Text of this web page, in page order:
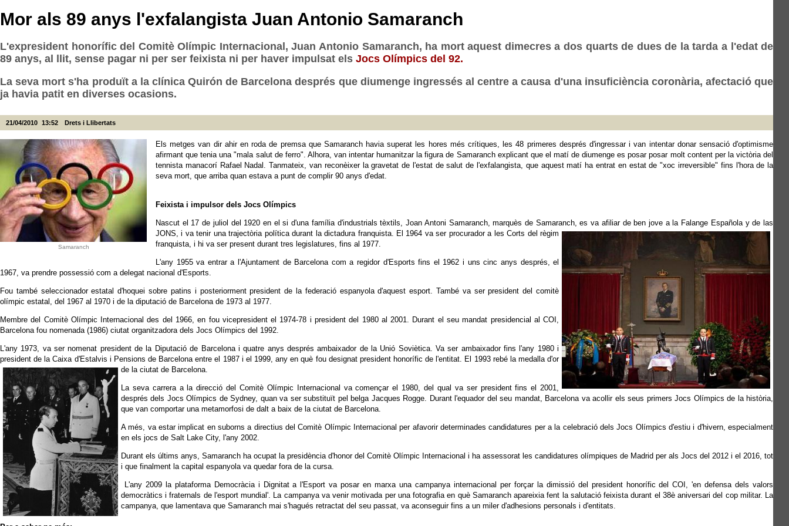
Mor als 89 anys l'exfalangista Juan Antonio Samaranch
L'expresident honorífic del Comitè Olímpic Internacional, Juan Antonio Samaranch, ha mort aquest dimecres a dos quarts de dues de la tarda a l'edat de
89 anys, al llit, sense pagar ni per ser feixista ni per haver impulsat els Jocs Olímpics del 92.
La seva mort s'ha produït a la clínica Quirón de Barcelona després que diumenge ingressés al centre a causa d'una insuficiència coronària, afectació que
ja havia patit en diverses ocasions.
21/04/2010 13:52 Drets i Llibertats
Samaranch
Els metges van dir ahir en roda de premsa que Samaranch havia superat les hores més crítiques, les 48 primeres després d'ingressar i van intentar donar sensació d'optimisme
afirmant que tenia una "mala salut de ferro". Alhora, van intentar humanitzar la figura de Samaranch explicant que el matí de diumenge es posar posar molt content per la victòria del
tennista manacorí Rafael Nadal. Tanmateix, van reconèixer la gravetat de l'estat de salut de l'exfalangista, que aquest matí ha entrat en estat de "xoc irreversible" fins l'hora de la
seva mort, que arriba quan estava a punt de complir 90 anys d'edat.
Feixista i impulsor dels Jocs Olímpics
Nascut el 17 de juliol del 1920 en el si d'una família d'industrials tèxtils, Joan Antoni Samaranch, marquès de Samaranch, es va afiliar de ben jove a la Falange Española y de las
JONS, i va tenir una trajectòriapolítica durant la dictadura franquista. El 1964 va ser procurador a les Corts del règim
franquista, i hi va ser present durant tres legislatures, fins al 1977.
L'any 1955 va entrar a l'Ajuntament de Barcelona com a regidor d'Esports fins el 1962 i uns cinc anys després, el
1967, va prendre possessió com a delegat nacional d'Esports.
Fou també seleccionador estatal d'hoquei sobre patins i posteriorment president de la federació espanyola d'aquest esport. També va ser president del comitè
olímpic estatal, del 1967 al 1970 i de la diputació de Barcelona de 1973 al 1977.
Membre del Comitè Olímpic Internacional des del 1966, en fou vicepresident el 1974-78 i president del 1980 al 2001. Durant el seu mandat presidencial al COI,
Barcelona fou nomenada (1986) ciutat organitzadora dels Jocs Olímpics del 1992.
L'any 1973, va ser nomenat president de la Diputació de Barcelona i quatre anys després ambaixador de la Unió Soviètica. Va ser ambaixador fins l'any 1980 i
president de la Caixa d'Estalvis i Pensions de Barcelona entre el 1987 i el 1999, any en què fou designat president honorífic de l'entitat. El 1993 rebé la medalla d'or
de la ciutat de Barcelona.
La seva carrera a la direcció del Comitè Olímpic Internacional va començar el 1980, del qual va ser president fins el 2001,
després dels Jocs Olímpics de Sydney, quan va ser substituït pel belga Jacques Rogge. Durant l'equador del seu mandat, Barcelona va acollir els seus primers Jocs Olímpics de la història,
que van comportar una metamorfosi de dalt a baix de la ciutat de Barcelona.
A més, va estar implicat en suborns a directius del Comitè Olímpic Internacional per afavorir determinades candidatures per a la celebració dels Jocs Olímpics d'estiu i d'hivern, especialment
en els jocs de Salt Lake City, l'any 2002.
Durant els últims anys, Samaranch ha ocupat la presidència d'honor del Comitè Olímpic Internacional i ha assessorat les candidatures olímpiques de Madrid per als Jocs del 2012 i el 2016, tot
i que finalment la capital espanyola va quedar fora de la cursa.
L'any 2009 la plataforma Democràcia i Dignitat a l'Esport va posar en marxa una campanya internacional per forçar la dimissió del president honorífic del COI, 'en defensa dels valors
democràtics i fraternals de l'esport mundial'. La campanya va venir motivada per una fotografia en què Samaranch apareixia fent la salutació feixista durant el 38è aniversari del cop militar. La
campanya, que lamentava que Samaranch mai s'hagués retractat del seu passat, va aconseguir fins a un miler d'adhesions personals i d'entitats.